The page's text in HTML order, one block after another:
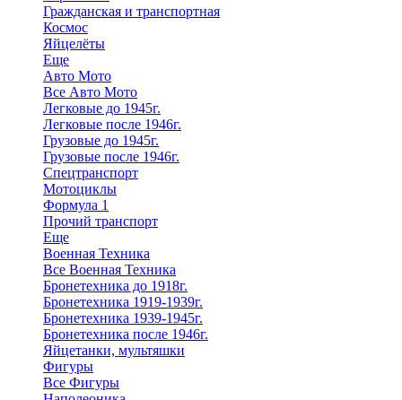
Гражданская и транспортная
Космос
Яйцелёты
Еще
Авто Мото
Все Авто Мото
Легковые до 1945г.
Легковые после 1946г.
Грузовые до 1945г.
Грузовые после 1946г.
Спецтранспорт
Мотоциклы
Формула 1
Прочий транспорт
Еще
Военная Техника
Все Военная Техника
Бронетехника до 1918г.
Бронетехника 1919-1939г.
Бронетехника 1939-1945г.
Бронетехника после 1946г.
Яйцетанки, мультяшки
Фигуры
Все Фигуры